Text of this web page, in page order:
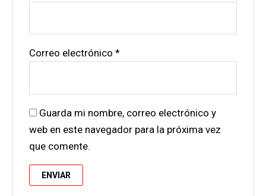
Correo electrónico*
Guarda mi nombre, correo electrónico y
web en este navegador para la próxima vez
que comente.